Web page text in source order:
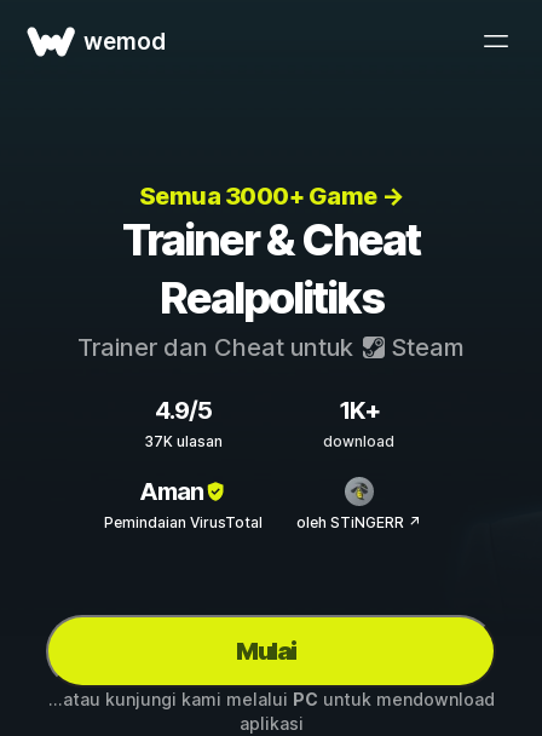
wemod
Semua 3000+ Game →
Trainer & Cheat
Realpolitiks
Trainer dan Cheat untuk Steam
4.9/5
37K ulasan
1K+
download
Aman
Pemindaian VirusTotal oleh STiNGERR ↗
Mulai
...atau kunjungi kami melalui PC untuk mendownload
aplikasi